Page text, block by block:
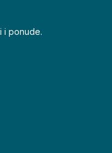
i ponude.